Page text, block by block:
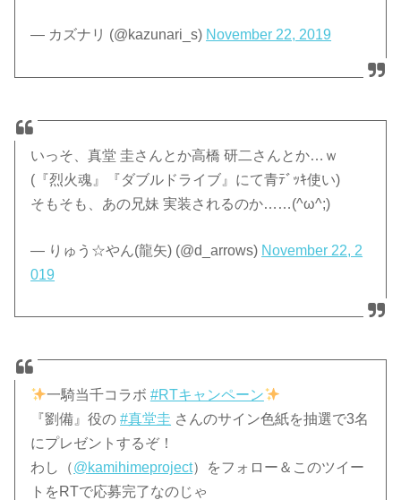
— カズナリ (@kazunari_s) November 22, 2019
いっそ、真堂 圭さんとか高橋 研二さんとか…ｗ
(『烈火魂』『ダブルドライブ』にて青ﾃﾞｯｷ使い)
そもそも、あの兄妹 実装されるのか……(^ω^;)
— りゅう☆やん(龍矢) (@d_arrows) November 22, 2
019
一騎当千コラボ #RTキャンペーン
『劉備』役の#真堂圭 さんのサイン色紙を抽選で3名
にプレゼントするぞ！
わし（@kamihimeproject）をフォロー＆このツイー
トをRTで応募完了なのじゃ